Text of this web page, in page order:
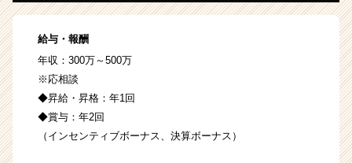
給与・報酬
年収：300万～500万
※応相談
◆昇給・昇格：年1回
◆賞与：年2回
（インセンティブボーナス、決算ボーナス）